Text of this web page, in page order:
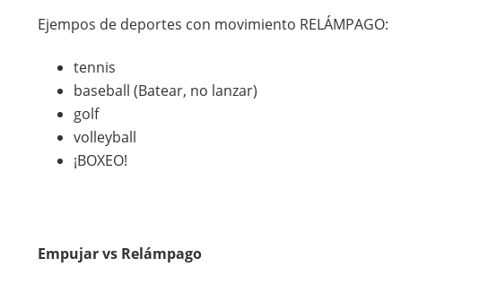
Ejempos de deportes con movimiento RELÁMPAGO:
tennis
baseball (Batear, no lanzar)
golf
volleyball
¡BOXEO!
Empujar vs Relámpago